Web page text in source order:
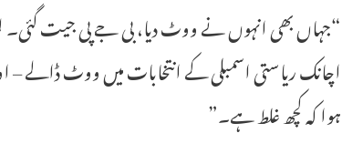
“جہاں بھی انہوں نے ووٹ دیا، بی جے پی جیت
اچانک ریاستی اسمبلی کے انتخابات میں ووٹ ڈالے
ہوا کہ کچھ غلط ہے۔”